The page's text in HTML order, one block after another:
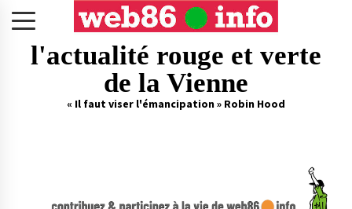
l'actualité rouge et verte
de la Vienne
« Il faut viser l'émancipation » Robin Hood